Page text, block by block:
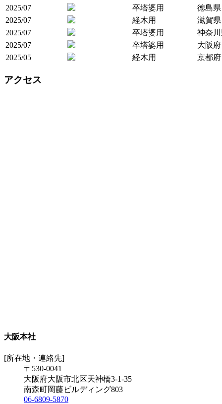
2025/07
卒塔婆用
徳島県
2025/07
経木用
滋賀県
2025/07
卒塔婆用
神奈
2025/07
卒塔婆用
大阪府
2025/05
経木用 京都府
アクセス
大阪本社
[所在地・連絡先]
〒530-0041
大阪府大阪市北区天神橋3-1-35
南森町岡藤ビルディング803
06-6809-5870